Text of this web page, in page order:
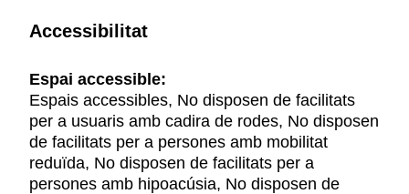
Accessibilitat
Espai accessible:
Espais accessibles, No disposen de facilitats
per a usuaris amb cadira de rodes, No disposen
de facilitats per a persones amb mobilitat
reduïda, No disposen de facilitats per a
persones amb hipoacúsia, No disposen de